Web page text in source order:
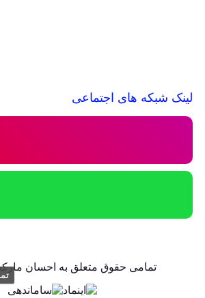
لینک شبکه های اجتماعی
تمامی حقوق متعلق به احسان